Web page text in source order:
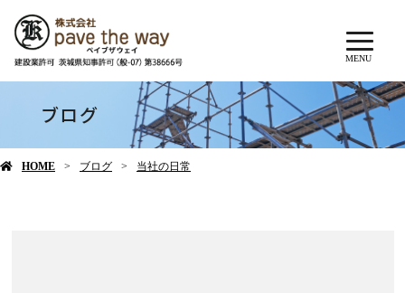
MENU
ブログ
HOME ブログ 当社の日常